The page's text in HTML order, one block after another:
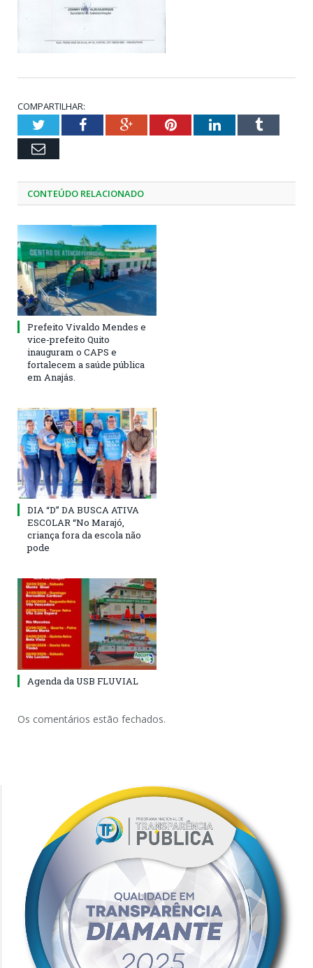
COMPARTILHAR:
TwitterFacebookGoogle+PinterestLinkedInTumblr
Email
CONTEÚDO RELACIONADO
Prefeito Vivaldo Mendes e
vice-prefeito Quito
inauguram o CAPS e
fortalecem a saúde pública
em Anajás.
DIA “D” DA BUSCA ATIVA
ESCOLAR “No Marajó,
criança fora da escola não
pode
Agenda da USB FLUVIAL
Os comentários estão fechados.